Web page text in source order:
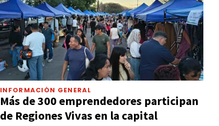
INFORMACIÓN GENERAL
Más de 300 emprendedores participan
de Regiones Vivas en la capital